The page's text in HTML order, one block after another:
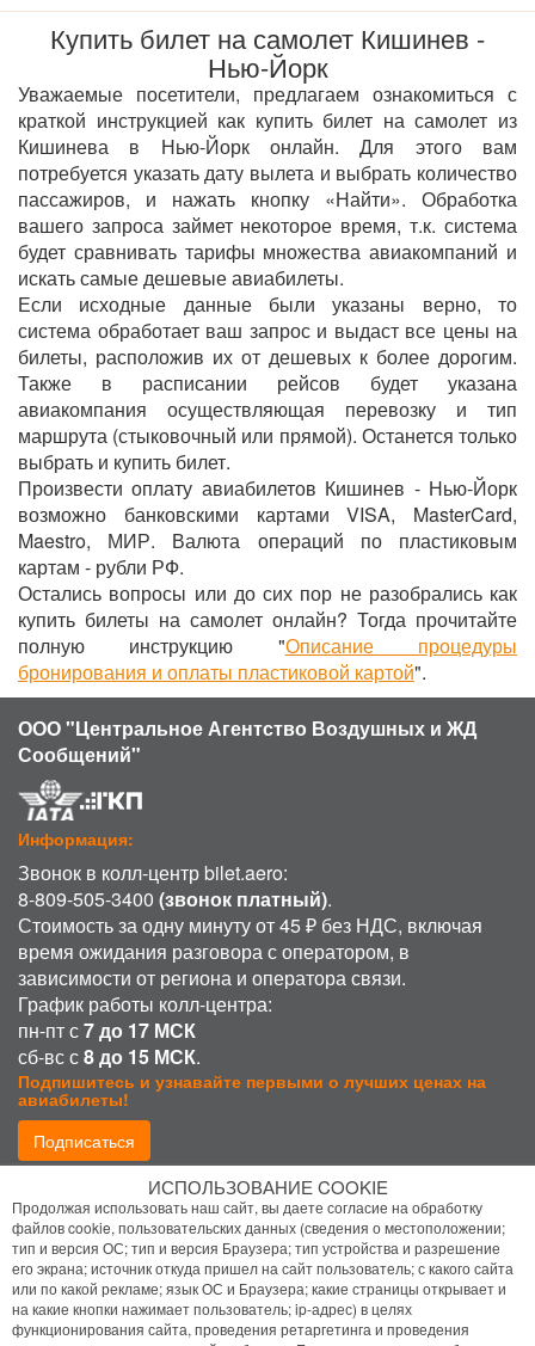
Купить билет на самолет Кишинев -
Нью-Йорк
Уважаемые посетители, предлагаем ознакомиться с
краткой инструкцией как купить билет на самолет из
Кишинева в Нью-Йорк онлайн. Для этого вам
потребуется указать дату вылета и выбрать количество
пассажиров, и нажать кнопку «Найти». Обработка
вашего запроса займет некоторое время, т.к. система
будет сравнивать тарифы множества авиакомпаний и
искать самые дешевые авиабилеты.
Если исходные данные были указаны верно, то
система обработает ваш запрос и выдаст все цены на
билеты, расположив их от дешевых к более дорогим.
Также в расписании рейсов будет указана
авиакомпания осуществляющая перевозку и тип
маршрута (стыковочный или прямой). Останется только
выбрать и купить билет.
Произвести оплату авиабилетов Кишинев - Нью-Йорк
возможно банковскими картами VISA, MasterCard,
Maestro, МИР. Валюта операций по пластиковым
картам - рубли РФ.
Остались вопросы или до сих пор не разобрались как
купить билеты на самолет онлайн? Тогда прочитайте
полную инструкцию "Описание процедуры
бронирования и оплаты пластиковой картой".
ООО "Центральное Агентство Воздушных и ЖД
Сообщений"
Информация:
Звонок в колл-центр bilet.aero:
8-809-505-3400 (звонок платный).
Стоимость за одну минуту от 45 ₽ без НДС, включая
время ожидания разговора с оператором, в
зависимости от региона и оператора связи.
График работы колл-центра:
пн-пт с7 до 17 МСК
сб-вс с8 до 15 МСК.
Подпишитесь и узнавайте первыми о лучших ценах на
авиабилеты!
Подписаться
Присоединиться:
ИСПОЛЬЗОВАНИЕ COOKIE
Продолжая использовать наш сайт, вы даете согласие на обработку
файлов cookie, пользовательских данных (сведения о местоположении;
тип и версия ОС; тип и версия Браузера; тип устройства и разрешение
его экрана; источник откуда пришел на сайт пользователь; с какого сайта
или по какой рекламе; язык ОС и Браузера; какие страницы открывает и
на какие кнопки нажимает пользователь; ip-адрес) в целях
функционирования сайта, проведения ретаргетинга и проведения